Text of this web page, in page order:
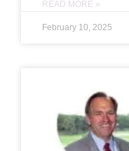
READ MORE »
February 10, 2025